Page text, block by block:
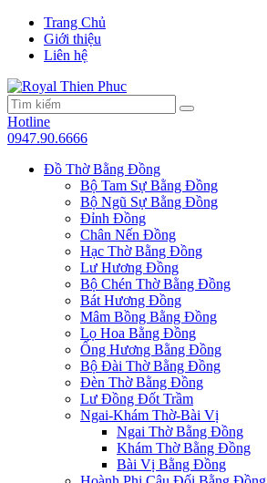
Trang Chủ
Giới thiệu
Liên hệ
Hotline
0947.90.6666
Đồ Thờ Bằng Đồng
Bộ Tam Sự Bằng Đồng
Bộ Ngũ Sự Bằng Đồng
Đỉnh Đồng
Chân Nến Đồng
Hạc Thờ Bằng Đồng
Lư Hương Đồng
Bộ Chén Thờ Bằng Đồng
Bát Hương Đồng
Mâm Bồng Bằng Đồng
Lọ Hoa Bằng Đồng
Ống Hương Bằng Đồng
Bộ Đài Thờ Bằng Đồng
Đèn Thờ Bằng Đồng
Lư Đồng Đốt Trầm
Ngai-Khám Thờ-Bài Vị
Ngai Thờ Bằng Đồng
Khám Thờ Bằng Đồng
Bài Vị Bằng Đồng